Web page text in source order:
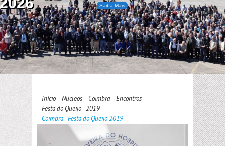
Saiba Mais
Início Núcleos Coimbra
Encontros
Festa do Queijo - 2019
Coimbra - Festa do Queijo 2019